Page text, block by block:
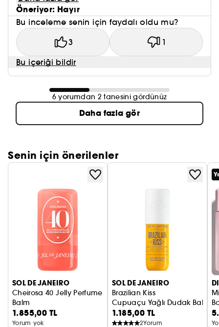
Öneriyor: Hayır
Bu inceleme senin için faydalı oldu mu?
3 1
Bu içeriği bildir
6 yorumdan 2 tanesini gördünüz
Daha fazla gör
Senin için önerilenler
SOL DE JANEIRO
Cheirosa 40 Jelly Perfume
Balm
Katı Parfüm
1.855,00 TL
Yorum yok
SOL DE JANEIRO
Brazilian Kiss
Cupuaçu Yağlı Dudak
1.185,00 TL
2Yorum